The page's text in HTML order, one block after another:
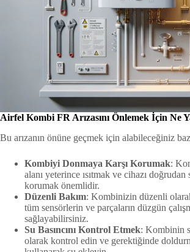
Airfel Kombi FR Arızasını Önlemek İçin Ne
Bu arızanın önüne geçmek için alabileceğiniz
Kombiyi Donmaya Karşı Korumak:
alanı yeterince ısıtmak ve cihazı
korumak önemlidir.
Düzenli Bakım: Kombinizin düzenli
tüm sensörlerin ve parçaların düzgün
sağlayabilirsiniz.
Su Basıncını Kontrol Etmek: Kombinin
olarak kontrol edin ve gerektiğinde